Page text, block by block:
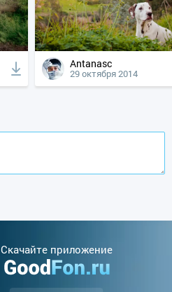
Antanasc
29 октября 2014
Cкачайте приложение